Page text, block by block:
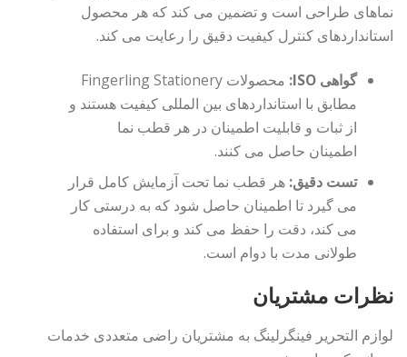
نماهای طراحی است و تضمین می کند که هر محصول
استانداردهای کنترل کیفیت دقیق را رعایت می کند.
گواهی ISO:
محصولات Fingerling Stationery
مطابق با استانداردهای بین المللی کیفیت هستند و
از ثبات و قابلیت اطمینان در هر قطب نما
اطمینان حاصل می کنند.
تست دقیق: هر قطب نما تحت آزمایش کامل قرار
می گیرد تا اطمینان حاصل شود که به درستی کار
می کند، دقت را حفظ می کند و برای استفاده
طولانی مدت با دوام است.
نظرات مشتریان
لوازم التحریر فینگرلینگ به مشتریان راضی متعددی خدمات